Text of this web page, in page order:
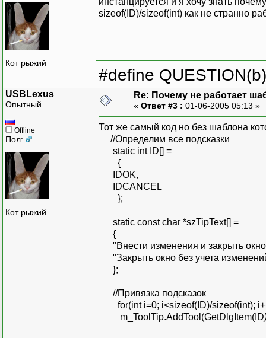
Кот рыжий
sizeof(ID)/sizeof(int) как не странно
#define
USBLexus
Опытный
Offline
Пол:
Кот рыжий
Re: Почему не работает
« Ответ #3 : 01-06-2005 05:13 »
Тот же самый код но без шаблона
//Определим все подсказки
static int ID[] =
{
IDOK,
IDCANCEL
};
static const char *szTipText[] =
{
"Внести изменения и закрыть
"Закрыть окно без учета
};
//Привязка подсказок
for(int i=0; i<sizeof(ID)/sizeof(int);
m_ToolTip.AddTool(GetDlgItem(ID